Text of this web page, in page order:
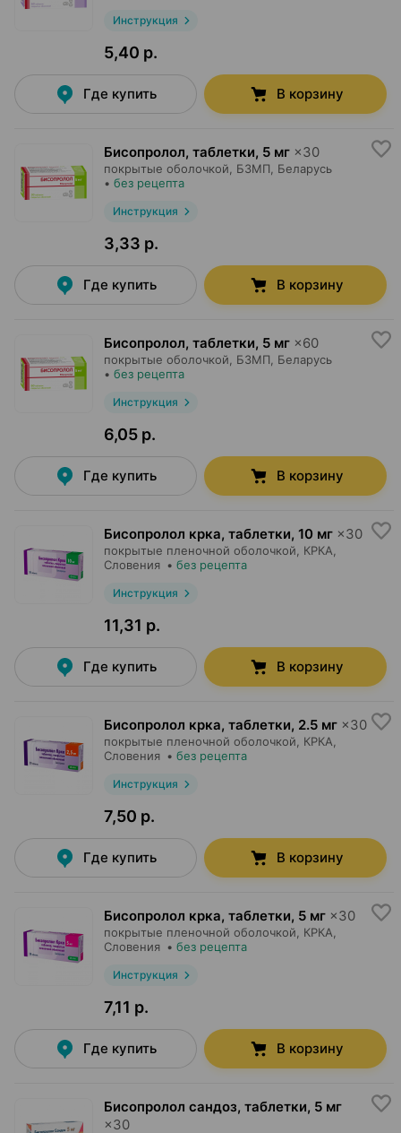
Инструкция
5,40 р.
Где купить В корзину
Бисопролол, таблетки, 5 мг ×30
покрытые оболочкой, БЗМП , Беларусь
• без рецепта
Инструкция
3,33 р.
Где купить В корзину
Бисопролол, таблетки, 5 мг ×60
покрытые оболочкой, БЗМП , Беларусь
• без рецепта
Инструкция
6,05 р.
Где купить В корзину
Бисопролол крка, таблетки, 10 мг ×30
покрытые пленочной оболочкой, КРКА
Словения • без рецепта
Инструкция
11,31 р.
Где купить В корзину
Бисопролол крка, таблетки, 2.5 мг ×30
покрытые пленочной оболочкой, КРКА
Словения • без рецепта
Инструкция
7,50 р.
Где купить В корзину
Бисопролол крка, таблетки, 5 мг ×30
покрытые пленочной оболочкой, КРКА
Словения • без рецепта
Инструкция
7,11 р.
Где купить В корзину
Бисопролол сандоз, таблетки, 5 мг
×30